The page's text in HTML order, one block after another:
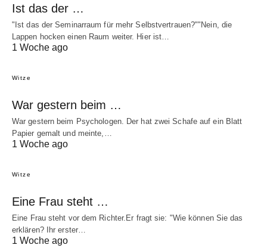
Ist das der …
"Ist das der Seminarraum für mehr Selbstvertrauen?""Nein, die
Lappen hocken einen Raum weiter. Hier ist…
1 Woche ago
Witze
War gestern beim …
War gestern beim Psychologen. Der hat zwei Schafe auf ein Blatt
Papier gemalt und meinte,…
1 Woche ago
Witze
Eine Frau steht …
Eine Frau steht vor dem Richter.Er fragt sie: "Wie können Sie das
erklären? Ihr erster…
1 Woche ago